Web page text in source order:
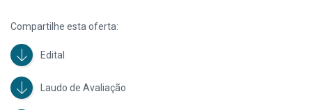
Compartilhe esta oferta:
Edital
Laudo de Avaliação